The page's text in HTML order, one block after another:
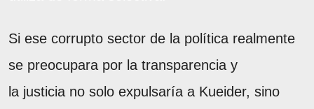
Si ese corrupto sector de la política realmente
se preocupara por la transparencia y
la justicia no solo expulsaría a Kueider, sino